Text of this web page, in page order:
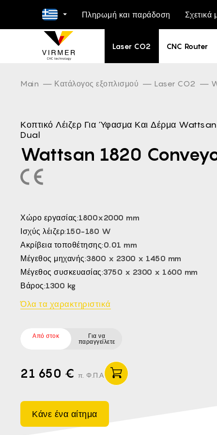
EN -
NL -
FR -
PL -
RO -
CS -
HU -
Πληρωμή και παράδοση Σχετικά
Laser CO2 CNC Router
Main Κατάλογος εξοπλισμού Laser CO2
Κοπτικό Λέιζερ Για Ύφασμα Και Δέρμα
Dual
Wattsan 1820
Χώρο εργασίας:1800x2000 mm
Ισχύς λέιζερ:150-180 W
Ακρίβεια τοποθέτησης:0.01 mm
Μέγεθος μηχανής:3800 x 2300 x 1450 mm
Μέγεθος συσκευασίας:3750 x 2300 x 1600 mm
Βάρος:1300 kg
Όλα τα χαρακτηριστικά
Από στοκ
Για να
παραγγείλετε
21 650 € π. Φ.Π.Α
Κάνε ένα αίτημα